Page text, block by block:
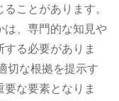
ことがあります。
は、専門的な知見や
る必要がありま
切な根拠を提示す
な要素となりま